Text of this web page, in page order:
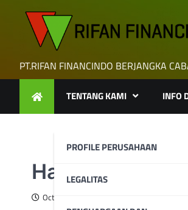
PT.RIFAN FINANCINDO BERJANGKA
TENTANG KAMI
PROFILE PERUSAHAAN
LEGALITAS
INFO
Harga Perak
October 28, 2024